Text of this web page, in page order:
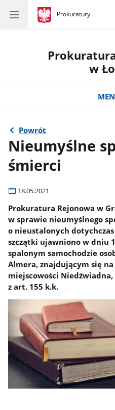
gov.pl
Prokuratury
gov.pl
Prokuratury
w
Powrót
Nieumyślne
śmierci
18.05.2021
Prokuratura Rejonowa w
w sprawie nieumyślnego
o nieustalonych
szczątki ujawniono w dniu
spalonym samochodzie
Almera, znajdującym się
miejscowości
z art. 155 k.k.